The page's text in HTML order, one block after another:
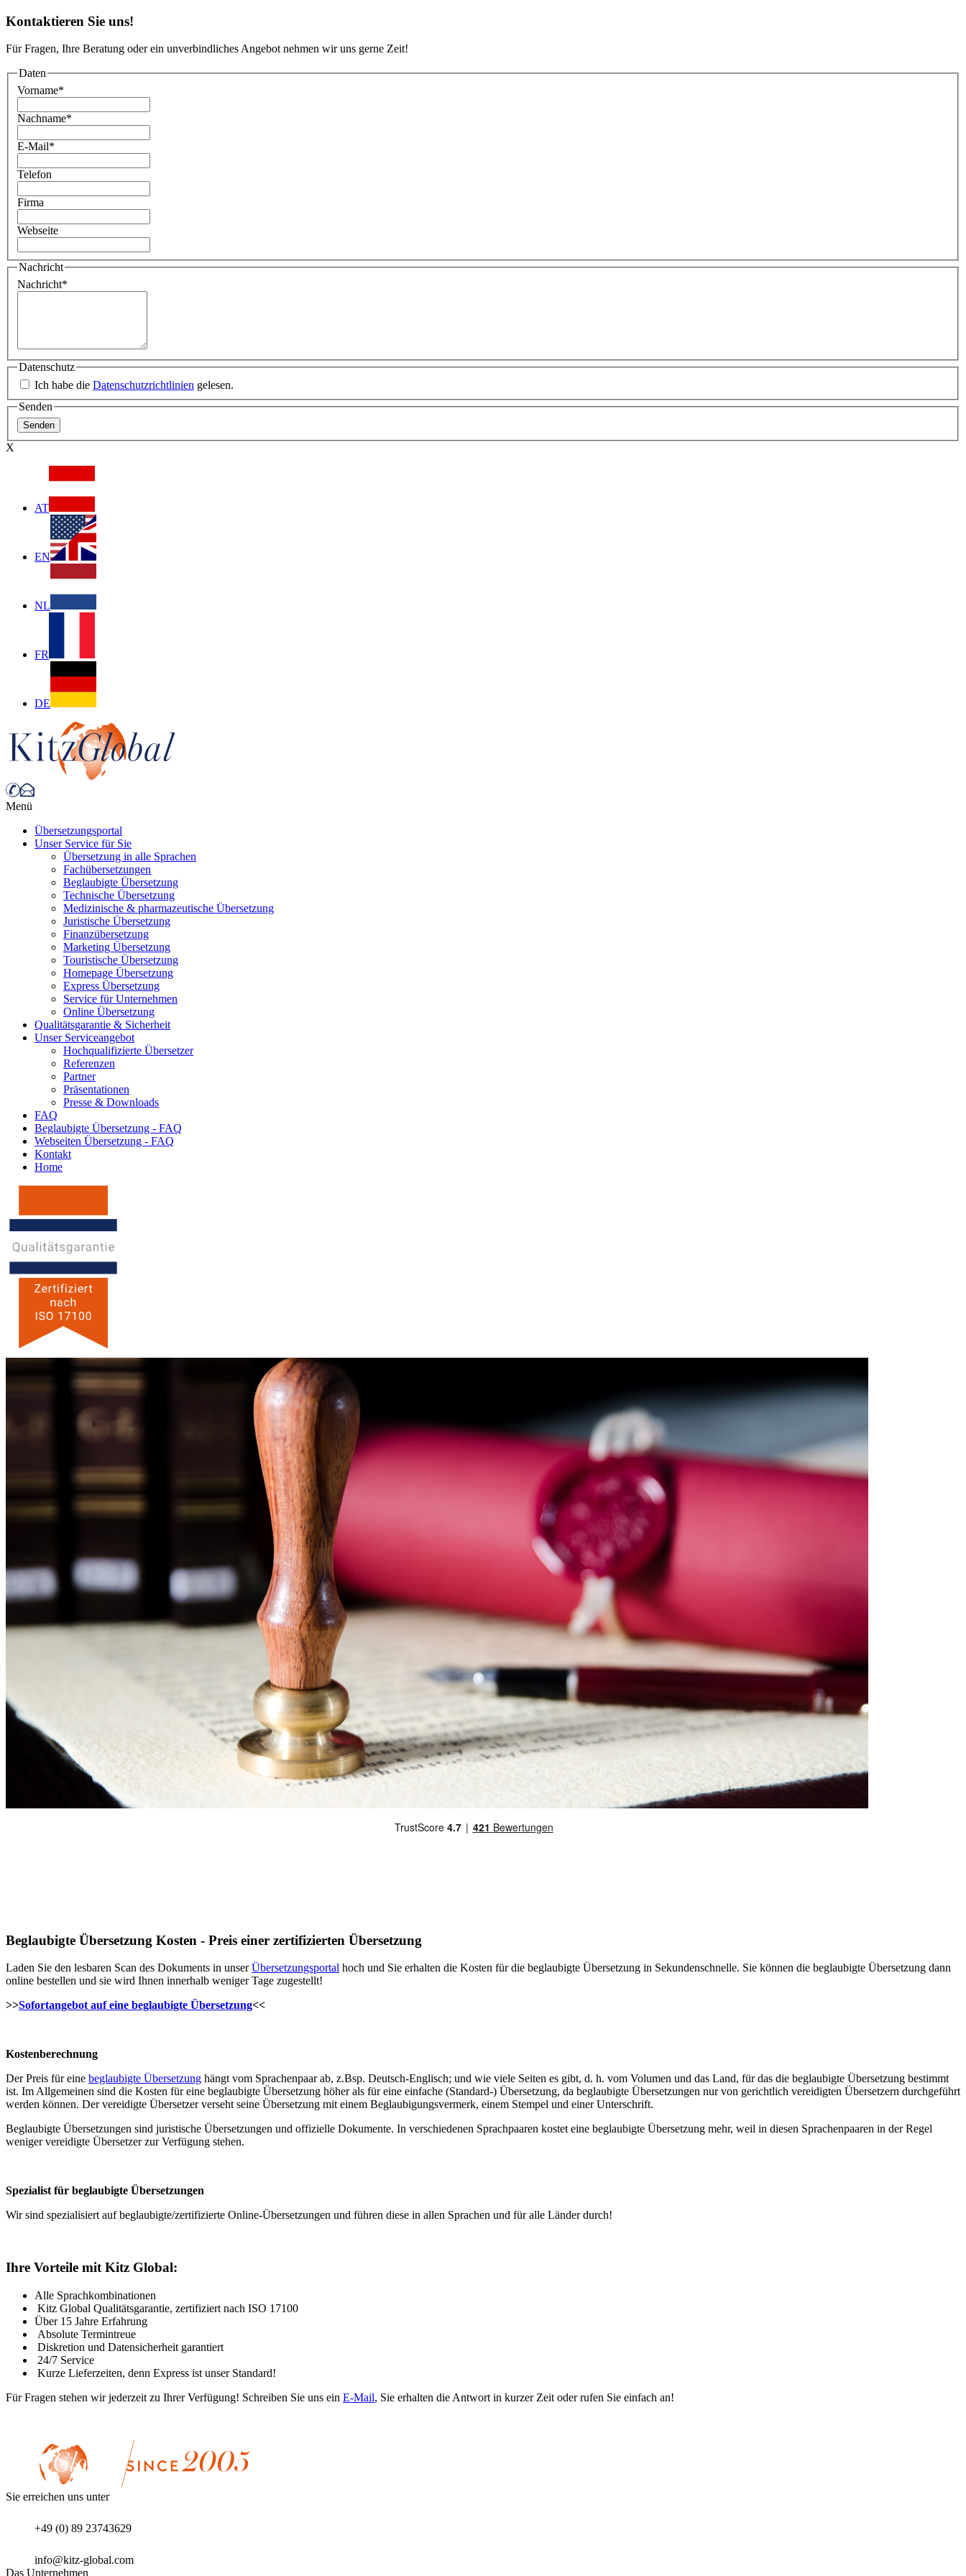
Kontaktieren Sie uns!
Für Fragen, Ihre Beratung oder ein unverbindliches Angebot nehmen wir uns gerne Zeit!
Daten
Vorname*
Nachname*
E-Mail*
Telefon
Firma
Webseite
Nachricht
Nachricht*
Datenschutz
Ich habe die Datenschutzrichtlinien gelesen.
Senden
X
AT
EN
NL
FR
DE
Menü
Übersetzungsportal
Unser Service für Sie
Übersetzung in alle Sprachen
Fachübersetzungen
Beglaubigte Übersetzung
Technische Übersetzung
Medizinische & pharmazeutische Übersetzung
Juristische Übersetzung
Finanzübersetzung
Marketing Übersetzung
Touristische Übersetzung
Homepage Übersetzung
Express Übersetzung
Service für Unternehmen
Online Übersetzung
Qualitätsgarantie & Sicherheit
Unser Serviceangebot
Hochqualifizierte Übersetzer
Referenzen
Partner
Präsentationen
Presse & Downloads
FAQ
Beglaubigte Übersetzung - FAQ
Webseiten Übersetzung - FAQ
Kontakt
Home
Beglaubigte Übersetzung Kosten - Preis einer zertifizierten Übersetzung
Laden Sie den lesbaren Scan des Dokuments in unserÜbersetzungsportal hoch und Sie erhalten die Kosten für die beglaubigte Übersetzung in Sekundenschnelle. Sie können die beglaubigte Übersetzung dann
online bestellen und sie wird Ihnen innerhalb weniger Tage zugestellt!
>>Sofortangebot auf eine beglaubigte Übersetzung<<
Kostenberechnung
Der Preis für eine beglaubigte Übersetzung hängt vom Sprachenpaar ab, z.Bsp. Deutsch-Englisch; und wie viele Seiten es gibt, d. h. vom Volumen und das Land, für das die beglaubigte Übersetzung bestimmt
ist. Im Allgemeinen sind die Kosten für eine beglaubigte Übersetzung höher als für eine einfache (Standard-) Übersetzung, da beglaubigte Übersetzungen nur von gerichtlich vereidigten Übersetzern durchgeführt
werden können. Der vereidigte Übersetzer verseht seine Übersetzung mit einem Beglaubigungsvermerk, einem Stempel und einer Unterschrift.
Beglaubigte Übersetzungen sind juristische Übersetzungen und offizielle Dokumente. In verschiedenen Sprachpaaren kostet eine beglaubigte Übersetzung mehr, weil in diesen Sprachenpaaren in der Regel
weniger vereidigte Übersetzer zur Verfügung stehen.
Spezialist für beglaubigte Übersetzungen
Wir sind spezialisiert auf beglaubigte/zertifizierte Online-Übersetzungen und führen diese in allen Sprachen und für alle Länder durch!
Ihre Vorteile mit Kitz Global:
Alle Sprachkombinationen
Kitz Global Qualitätsgarantie, zertifiziert nach ISO 17100
Über 15 Jahre Erfahrung
Absolute Termintreue
Diskretion und Datensicherheit garantiert
24/7 Service
Kurze Lieferzeiten, denn Express ist unser Standard!
Für Fragen stehen wir jederzeit zu Ihrer Verfügung! Schreiben Sie uns ein E-Mail, Sie erhalten die Antwort in kurzer Zeit oder rufen Sie einfach an!
Sie erreichen uns unter
+49 (0) 89 23743629
info@kitz-global.com
Das Unternehmen